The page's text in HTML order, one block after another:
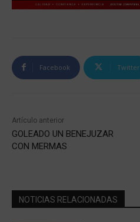
Facebook Twitter
Artículo anterior
GOLEADO UN BENEJUZAR
CON MERMAS
NOTICIAS RELACIONADAS